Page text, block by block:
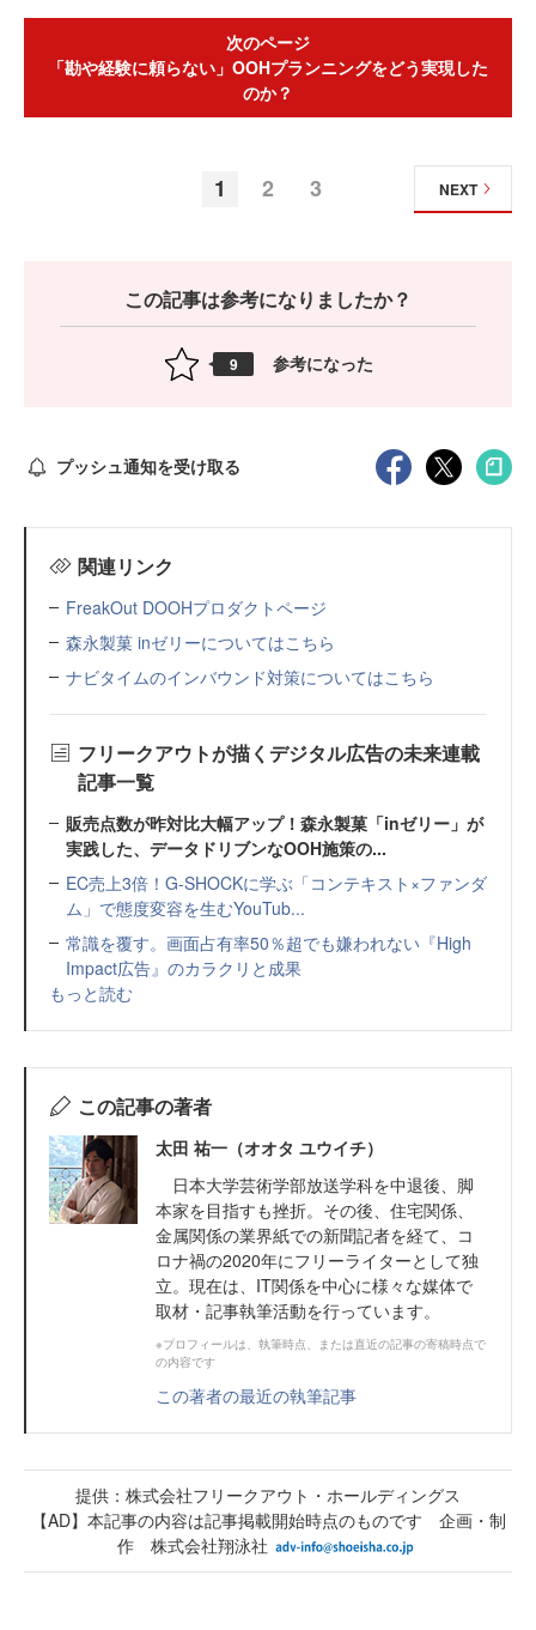
次のページ
「勘や経験に頼らない」OOHプランニングをどう実現した
のか？
1 2 3 NEXT
この記事は参考になりましたか？
9 参考になった
プッシュ通知を受け取る
関連リンク
FreakOut DOOHプロダクトページ
森永製菓 inゼリーについてはこちら
ナビタイムのインバウンド対策についてはこちら
フリークアウトが描くデジタル広告の未来連載
記事一覧
販売点数が昨対比大幅アップ！森永製菓「inゼリー」が
実践した、データドリブンなOOH施策の...
EC売上3倍！G-SHOCKに学ぶ「コンテキスト×ファンダ
ム」で態度変容を生むYouTub...
常識を覆す。画面占有率50％超でも嫌われない『High
Impact広告』のカラクリと成果
もっと読む
この記事の著者
太田 祐一（オオタ ユウイチ）
日本大学芸術学部放送学科を中退後、脚
本家を目指すも挫折。その後、住宅関係、
金属関係の業界紙での新聞記者を経て、コ
ロナ禍の2020年にフリーライターとして独
立。現在は、IT関係を中心に様々な媒体で
取材・記事執筆活動を行っています。
※プロフィールは、執筆時点、または直近の記事の寄稿時点で
の内容です
この著者の最近の執筆記事
提供：株式会社フリークアウト・ホールディングス
【AD】本記事の内容は記事掲載開始時点のものです 企画・制
作 株式会社翔泳社